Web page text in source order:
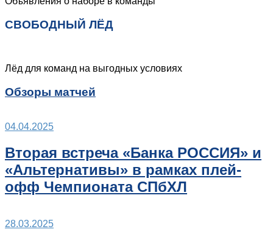
СВОБОДНЫЙ ЛЁД
Лёд для команд на выгодных условиях
Обзоры матчей
04.04.2025
Вторая встреча «Банка РОССИЯ» и
«Альтернативы» в рамках плей-
офф Чемпионата СПбХЛ
28.03.2025